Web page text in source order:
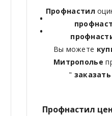
Профнастил
Вы можете
Митрополье
"
Профнастил